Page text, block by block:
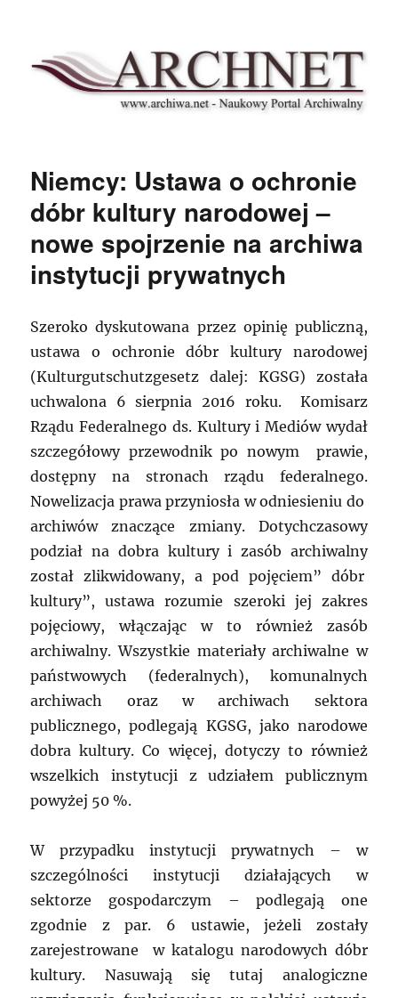
Archnet
Niemcy: Ustawa o ochronie
dóbr kultury narodowej –
nowe spojrzenie na archiwa
instytucji prywatnych
Szeroko dyskutowana przez opinię publiczną,
ustawa o ochronie dóbr kultury narodowej
(Kulturgutschutzgesetz dalej: KGSG) została
uchwalona 6 sierpnia 2016 roku. Komisarz
Rządu Federalnego ds. Kultury i Mediów wydał
szczegółowy przewodnik po nowym prawie,
dostępny na stronach rządu federalnego.
Nowelizacja prawa przyniosła w odniesieniu do
archiwów znaczące zmiany. Dotychczasowy
podział na dobra kultury i zasób archiwalny
został zlikwidowany, a pod pojęciem” dóbr
kultury”, ustawa rozumie szeroki jej zakres
pojęciowy, włączając w to również zasób
archiwalny. Wszystkie materiały archiwalne w
państwowych (federalnych), komunalnych
archiwach oraz w archiwach sektora
publicznego, podlegają KGSG, jako narodowe
dobra kultury. Co więcej, dotyczy to również
wszelkich instytucji z udziałem publicznym
powyżej 50 %.
W przypadku instytucji prywatnych – w
szczególności instytucji działających w
sektorze gospodarczym – podlegają one
zgodnie z par. 6 ustawie, jeżeli zostały
zarejestrowane w katalogu narodowych dóbr
kultury. Nasuwają się tutaj analogiczne